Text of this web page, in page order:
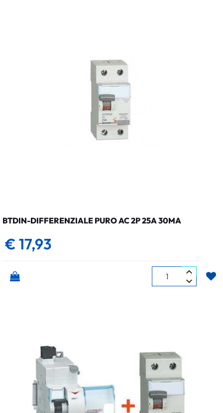
BTDIN-DIFFERENZIALE PURO AC 2P 25A 30MA
€ 17,93
Quantità